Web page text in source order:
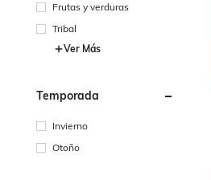
Frutas y verduras
Tribal
Ver Más
Temporada
Invierno
Otoño